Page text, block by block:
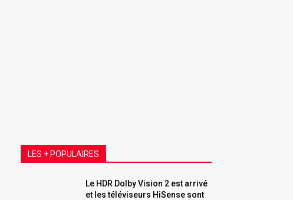
LES + POPULAIRES
Le HDR Dolby Vision 2 est arrivé
et les téléviseurs HiSense sont